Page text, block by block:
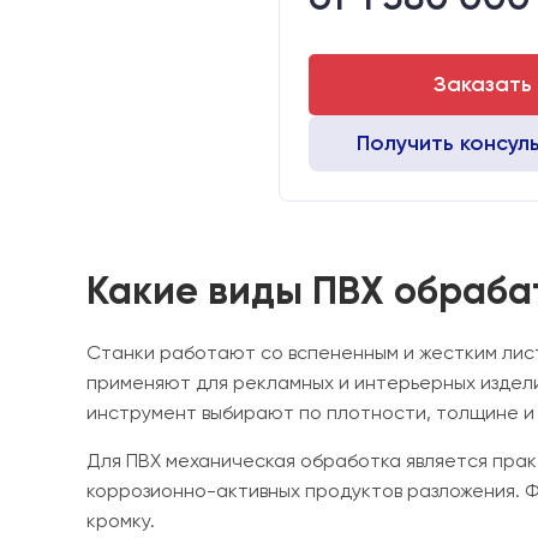
Заказать
Получить
Какие виды ПВХ
Станки работают со вспененным и жестким
применяют для рекламных и интерьерных
инструмент выбирают по плотности, толщине и
Для ПВХ механическая обработка является
коррозионно-активных продуктов разложения.
кромку.